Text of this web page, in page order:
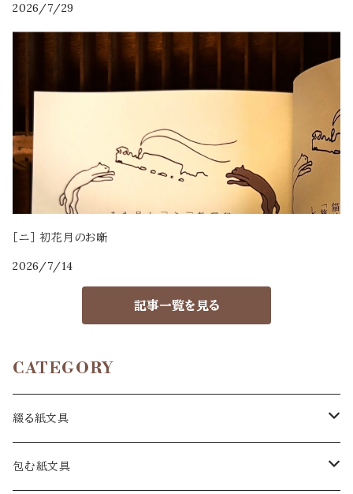
2026/7/29
［ニ］ 初花月のお噺
2026/7/14
記事一覧を見る
CATEGORY
綴る紙文具
手紙
包む紙文具